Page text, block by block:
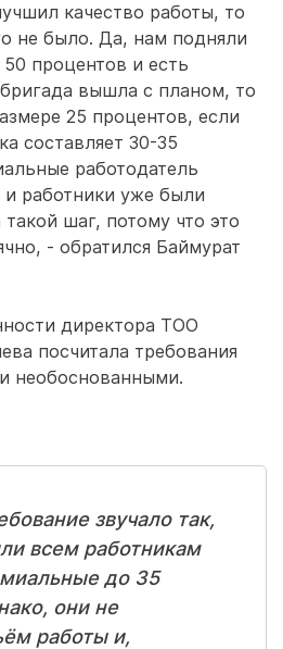
качество работы, то
не было. Да, нам подняли
процентов и есть
вышла с планом, то
25 процентов, если
составляет 30-35
работодатель
и работники уже были
шаг, потому что это
- обратился Баймурат
директора ТОО
посчитала требования
необоснованными.
звучало так,
всем работникам
до 35
они не
работы и,